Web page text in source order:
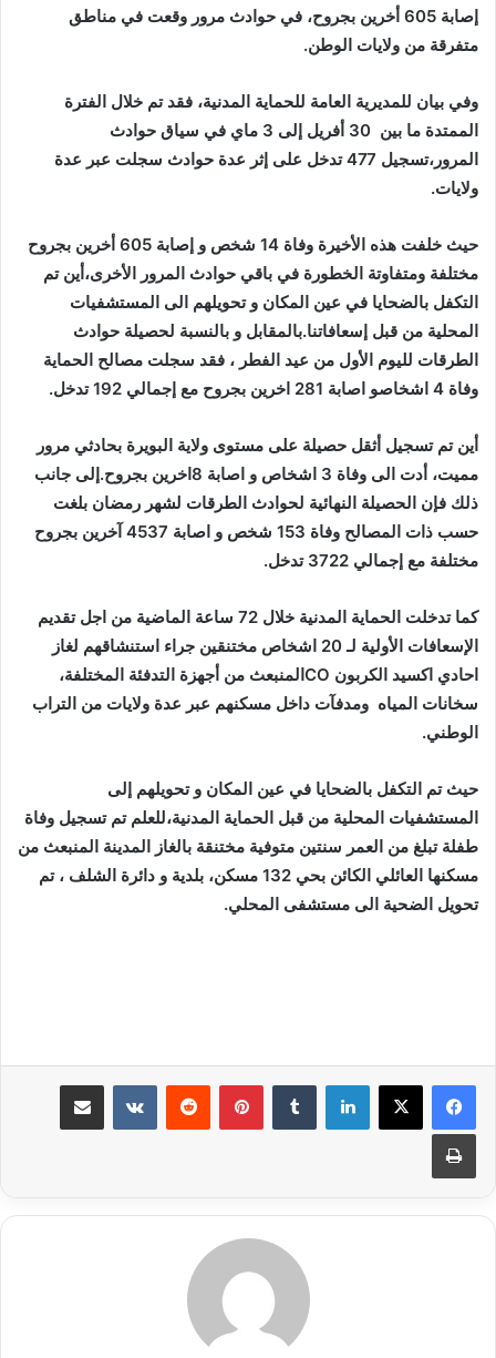
إصابة 605 أخرين بجروح، في حوادث مرور وقعت في مناطق
متفرقة من ولايات الوطن.
وفي بيان للمديرية العامة للحماية المدنية، فقد تم خلال الفترة
الممتدة ما بين 30 أفريل إلى 3 ماي في سياق حوادث
المرور،تسجيل 477 تدخل على إثر عدة حوادث سجلت عبر عدة
ولايات.
حيث خلفت هذه الأخيرة وفاة 14 شخص و إصابة 605 أخرين بجروح
مختلفة ومتفاوتة الخطورة في باقي حوادث المرور الأخرى،أين تم
التكفل بالضحايا في عين المكان و تحويلهم الى المستشفيات
المحلية من قبل إسعافاتنا.بالمقابل و بالنسبة لحصيلة حوادث
الطرقات لليوم الأول من عيد الفطر ، فقد سجلت مصالح الحماية
وفاة 4 اشخاصو اصابة 281 اخرين بجروح مع إجمالي 192 تدخل.
أين تم تسجيل أثقل حصيلة على مستوى ولاية البويرة بحادثي مرور
مميت، أدت الى وفاة 3 اشخاص و اصابة 8اخرين بجروح.إلى جانب
ذلك فإن الحصيلة النهائية لحوادث الطرقات لشهر رمضان بلغت
حسب ذات المصالح وفاة 153 شخص و اصابة 4537 آخرين بجروح
مختلفة مع إجمالي 3722 تدخل.
كما تدخلت الحماية المدنية خلال 72 ساعة الماضية من اجل تقديم
الإسعافات الأولية لـ 20 اشخاص مختنقين جراء استنشاقهم لغاز
احادي اكسيد الكربون CO المنبعث من أجهزة التدفئة المختلفة،
سخانات المياه ومدفآت داخل مسكنهم عبر عدة ولايات من التراب
الوطني.
حيث تم التكفل بالضحايا في عين المكان و تحويلهم إلى
المستشفيات المحلية من قبل الحماية المدنية،للعلم تم تسجيل وفاة
طفلة تبلغ من العمر سنتين متوفية مختنقة بالغاز المدينة المنبعث من
مسكنها العائلي الكائن
بحي 132 مسكن، بلدية و دائرة الشلف ، تم
تحويل الضحية الى مستشفى المحلي.
لينكدإن بينتيريست
طباعة